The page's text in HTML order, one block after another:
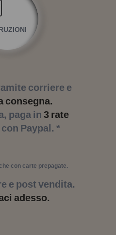
corriere e
consegna.
paga in 3 rate
Paypal. *
con carte prepagate.
e post vendita.
adesso.